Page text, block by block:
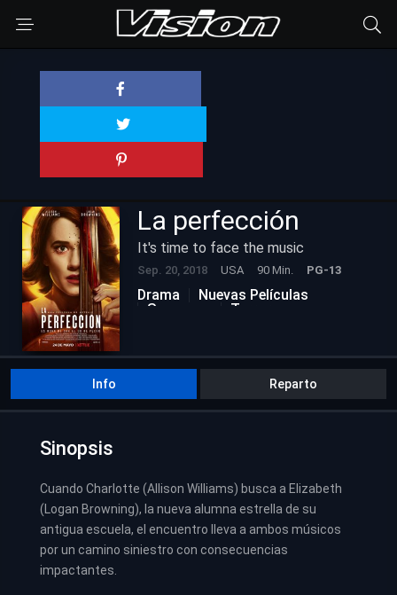
La perfección
It's time to face the music
Sep. 20, 2018 USA 90 Min. PG-13
Drama
Nuevas Películas
Suspenso
Terror
Info Reparto
Sinopsis
Cuando Charlotte (Allison Williams) busca a Elizabeth
(Logan Browning), la nueva alumna estrella de su
antigua escuela, el encuentro lleva a ambos músicos
por un camino siniestro con consecuencias
impactantes.